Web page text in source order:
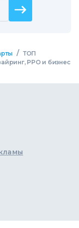
/ ТОП
РРО и бизнес